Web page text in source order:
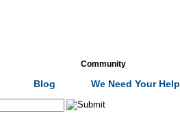
Community
Blog We Need Your Help